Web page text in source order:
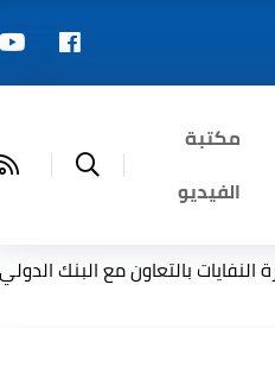
مكتبة
الفيديو
مع البنك الدولي